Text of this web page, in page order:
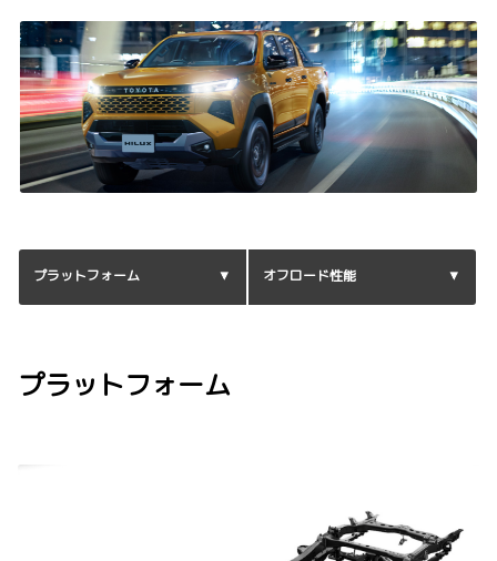
プラットフォーム オフロード性能
プラットフォーム